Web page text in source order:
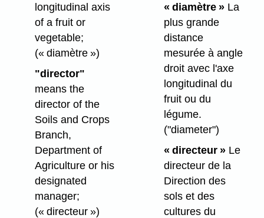
longitudinal axis
of a fruit or
vegetable;
(« diamètre »)
"director"
means the
director of the
Soils and Crops
Branch,
Department of
Agriculture or his
designated
manager;
(« directeur »)
« diamètre »La
plus grande
distance
mesurée à angle
droit avec l'axe
longitudinal du
fruit ou du
légume.
("diameter")
« directeur »Le
directeur de la
Direction des
sols et des
cultures du